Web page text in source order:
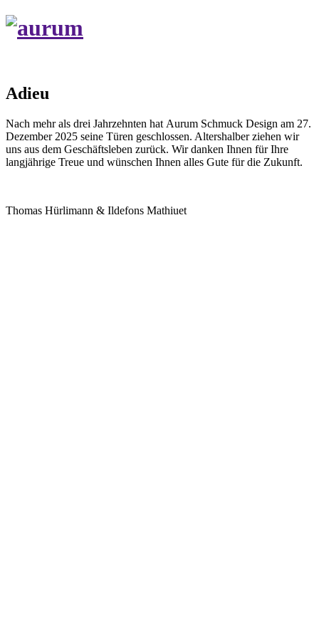
Adieu
Nach mehr als drei Jahrzehnten hat Aurum Schmuck Design am 27.
Dezember 2025 seine Türen geschlossen. Altershalber ziehen wir
uns aus dem Geschäftsleben zurück. Wir danken Ihnen für Ihre
langjährige Treue und wünschen Ihnen alles Gute für die Zukunft.
Thomas Hürlimann & Ildefons Mathiuet